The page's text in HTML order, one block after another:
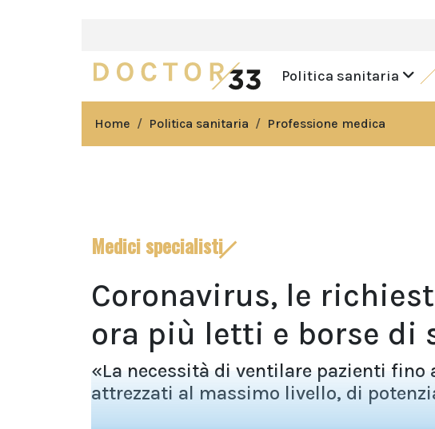
Politica sanitaria
Home Politica sanitaria Professione medica
Medici specialisti
Coronavirus, le
ora più letti e borse di
«La necessità di ventilare pazienti
attrezzati al massimo livello, di